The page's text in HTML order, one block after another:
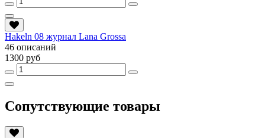
Hakeln 08 журнал Lana Grossa
46 описаний
1300 руб
Сопутствующие товары